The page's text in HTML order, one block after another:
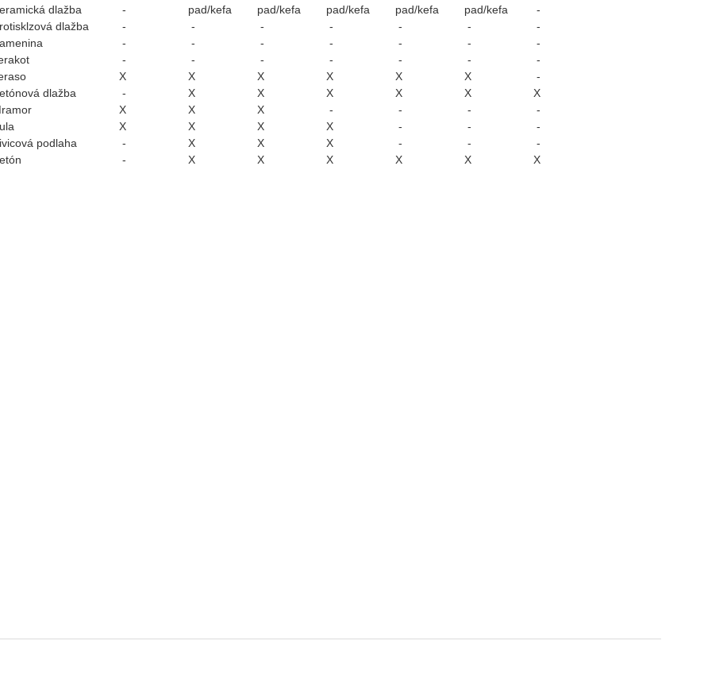
dlažba
- pad/kefa pad/kefa pad/kefa pad/kefa pad/kefa
-
dlažba
- - - - - -
-
- - - - - -
-
- - - - - -
-
X X X X X X
-
dlažba
- X X X X X
X
X X X - - -
-
X X X X - -
-
podlaha
- X X X - -
-
- X X X X X X